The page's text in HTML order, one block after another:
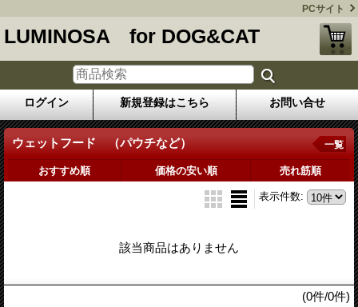
PCサイト
LUMINOSA for DOG&CAT
ログイン 新規登録はこちら お問い合せ
ウェットフード （パウチなど） 一覧
おすすめ順 価格の安い順 売れ筋順
表示件数:
該当商品はありません
(0件/0件)